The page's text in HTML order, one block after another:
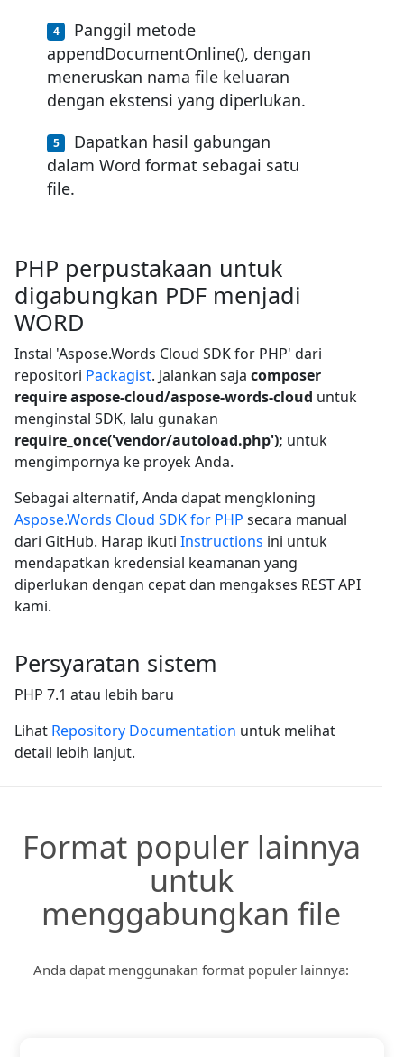
Panggil metode
appendDocumentOnline(), dengan
meneruskan nama file keluaran
dengan ekstensi yang diperlukan.
Dapatkan hasil gabungan
dalam Word format sebagai satu
file.
PHP perpustakaan untuk
digabungkan PDF menjadi
WORD
Instal 'Aspose.Words Cloud SDK for PHP' dari
repositori Packagist. Jalankan saja composer
require aspose-cloud/aspose-words-cloud untuk
menginstal SDK, lalu gunakan
require_once('vendor/autoload.php'); untuk
mengimpornya ke proyek Anda.
Sebagai alternatif, Anda dapat mengkloning
Aspose.Words Cloud SDK for PHP secara manual
dari GitHub. Harap ikuti Instructions ini untuk
mendapatkan kredensial keamanan yang
diperlukan dengan cepat dan mengakses REST API
kami.
Persyaratan sistem
PHP 7.1 atau lebih baru
Lihat Repository Documentation untuk melihat
detail lebih lanjut.
Format populer lainnya
untuk
menggabungkan file
Anda dapat menggunakan format populer lainnya: